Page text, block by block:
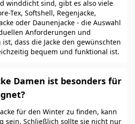
winddicht sind, gibt es also viele
Tex, Softshell, Regenjacke,
oder Daunenjacke - die Auswahl
Anforderungen und
dass die Jacke den gewünschten
bequem und funktional ist.
Damen ist besonders für
für den Winter zu finden, kann
sein. Schließlich sollte sie nicht nur